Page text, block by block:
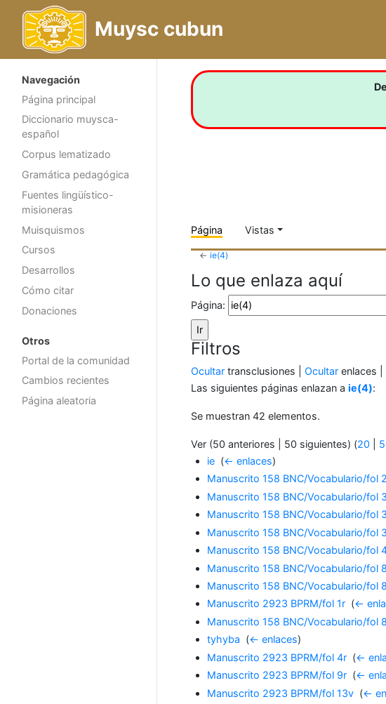
Muysc cubun
Navegación
Página principal
Diccionario muysca-
español
Corpus lematizado
Gramática pedagógica
Fuentes lingüístico-
misioneras
Muisquismos
Cursos
Desarrollos
Cómo citar
Donaciones
Otros
Portal de la comunidad
Cambios recientes
Página aleatoria
Página Vistas
←ie(4)
Lo que enlaza aquí
Página:
Filtros
Ocultar transclusiones | Ocultar enlaces |
Las siguientes páginas enlazan a ie(4):
Se muestran 42 elementos.
Ver (50 anteriores | 50 siguientes) (20
ie (← enlaces)
Manuscrito 158 BNC/Vocabulario/fol
Manuscrito 158 BNC/Vocabulario/fol
Manuscrito 158 BNC/Vocabulario/fol
Manuscrito 158 BNC/Vocabulario/fol
Manuscrito 158 BNC/Vocabulario/fol
Manuscrito 158 BNC/Vocabulario/fol
Manuscrito 158 BNC/Vocabulario/fol
Manuscrito 2923 BPRM/fol 1r (←
Manuscrito 158 BNC/Vocabulario/fol
tyhyba (← enlaces)
Manuscrito 2923 BPRM/fol 4r (←
Manuscrito 2923 BPRM/fol 9r (←
Manuscrito 2923 BPRM/fol 13v (←